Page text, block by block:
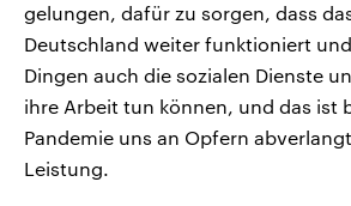
gelungen, dafür zu sorgen, dass
Deutschland weiter funktioniert
Dingen auch die sozialen Dienste
ihre Arbeit tun können, und das ist
Pandemie uns an Opfern
Leistung.